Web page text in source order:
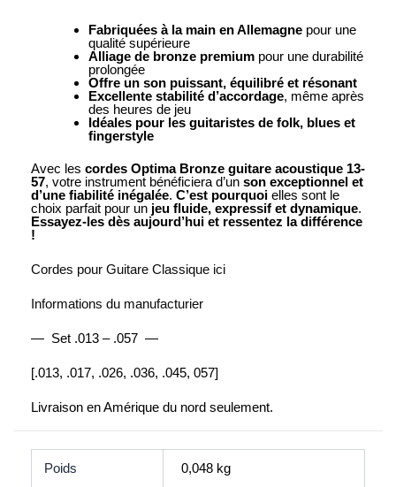
Fabriquées à la main en Allemagne pour une
qualité supérieure
Alliage de bronze premium pour une durabilité
prolongée
Offre un son puissant, équilibré et résonant
Excellente stabilité d’accordage, même après
des heures de jeu
Idéales pour les guitaristes de folk, blues et
fingerstyle
Avec les cordes Optima Bronze guitare acoustique 13-
57, votre instrument bénéficiera d’un son exceptionnel et
d’une fiabilité inégalée. C’est pourquoi elles sont le
choix parfait pour un jeu fluide, expressif et dynamique.
Essayez-les dès aujourd’hui et ressentez la différence
!
Cordes pour Guitare Classique ici
Informations du manufacturier
— Set .013 – .057 —
[.013, .017, .026, .036, .045, 057]
Livraison en Amérique du nord seulement.
Poids 0,048 kg